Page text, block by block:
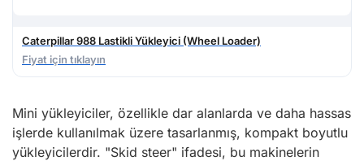
Caterpillar 988 Lastikli Yükleyici (Wheel Loader)
Fiyat için tıklayın
Mini yükleyiciler, özellikle dar alanlarda ve daha hassas
işlerde kullanılmak üzere tasarlanmış, kompakt boyutlu
yükleyicilerdir. "Skid steer" ifadesi, bu makinelerin